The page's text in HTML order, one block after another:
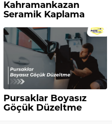
Kahramankazan
Seramik Kaplama
Pursaklar Boyasız
Göçük Düzeltme